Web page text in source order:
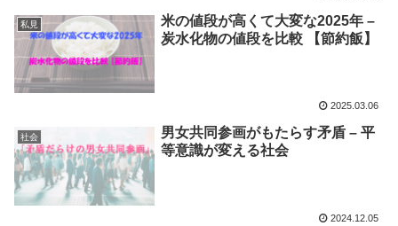
私見
米の値段が高くて大変な2025年 –
炭水化物の値段を比較 【節約飯】
2025.03.06
社会
男女共同参画がもたらす矛盾 – 平
等意識が変える社会
2024.12.05